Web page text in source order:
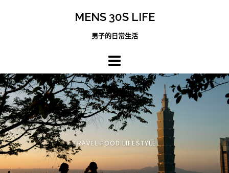
MENS 30S LIFE
男子的日常生活
TRAVEL FOOD LIFESTYLE